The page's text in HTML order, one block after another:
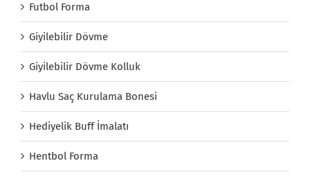
Futbol Forma
Giyilebilir Dövme
Giyilebilir Dövme Kolluk
Havlu Saç Kurulama Bonesi
Hediyelik Buff İmalatı
Hentbol Forma